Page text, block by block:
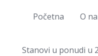
Početna O
Stanovi u ponudi u